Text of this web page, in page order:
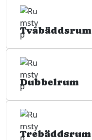
Tvåbäddsrum
Dubbelrum
Trebäddsrum